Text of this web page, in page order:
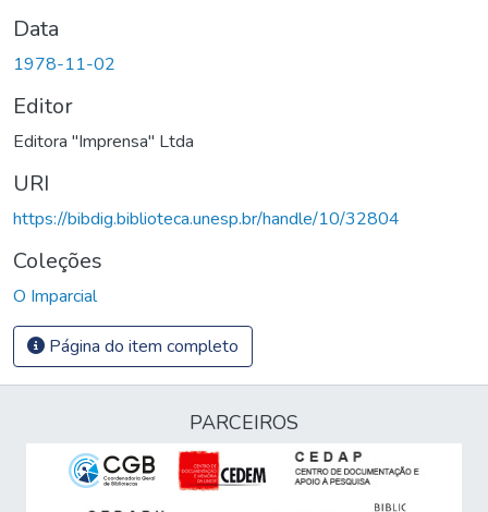
Data
1978-11-02
Editor
Editora "Imprensa" Ltda
URI
https://bibdig.biblioteca.unesp.br/handle/10/32804
Coleções
O Imparcial
Página do item completo
PARCEIROS